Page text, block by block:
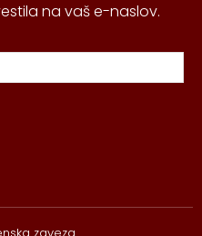
na vaš e-naslov.